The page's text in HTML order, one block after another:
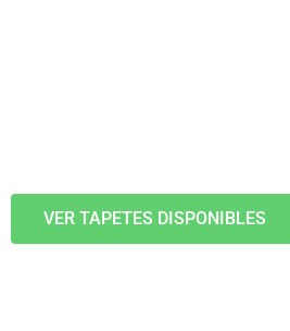
VER TAPETES DISPONIBLES